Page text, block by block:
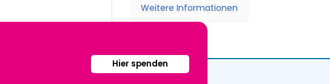
Weitere Informationen
Hier spenden